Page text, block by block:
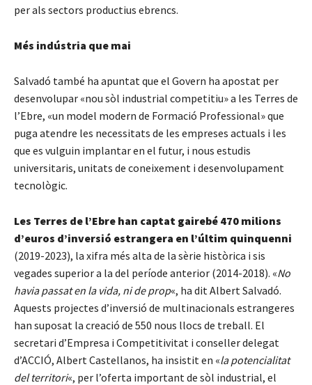
per als sectors productius ebrencs.
Més indústria que mai
Salvadó també ha apuntat que el Govern ha apostat per
desenvolupar «nou sòl industrial competitiu» a les Terres de
l’Ebre, «un model modern de Formació Professional» que
puga atendre les necessitats de les empreses actuals i les
que es vulguin implantar en el futur, i nous estudis
universitaris, unitats de coneixement i desenvolupament
tecnològic.
Les Terres de l’Ebre han captat gairebé 470 milions
d’euros d’inversió estrangera en l’últim quinquenni
(2019-2023), la xifra més alta de la sèrie històrica i sis
vegades superior a la del període anterior (2014-2018). «No
havia passat en la vida, ni de prop«, ha dit Albert Salvadó.
Aquests projectes d’inversió de multinacionals estrangeres
han suposat la creació de 550 nous llocs de treball. El
secretari d’Empresa i Competitivitat i conseller delegat
d’ACCIÓ, Albert Castellanos, ha insistit en «la potencialitat
del territori«, per l’oferta important de sòl industrial, el